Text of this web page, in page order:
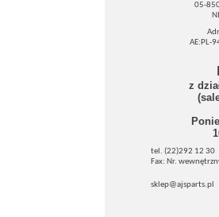
05-
AE:PL-
z
tel. (22)292 12 30
Fax: Nr.
sklep@ajsparts.pl